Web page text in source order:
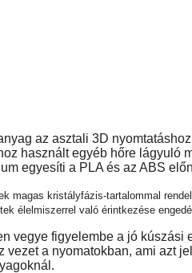
az asztali 3D
használt egyéb hőre lágyuló
egyesíti a PLA és az ABS
magas kristályfázis-tartalommal
élelmiszerrel való érintkezése
vegye figyelembe a jó
a nyomatokban, ami azt